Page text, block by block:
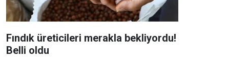
Fındık üreticileri merakla bekliyordu!
Belli oldu